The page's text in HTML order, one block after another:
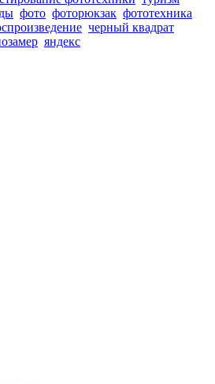
фото фоторюкзак фототехника
черный квадрат
яндекс